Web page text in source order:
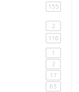
155
2
116
1
2
17
63